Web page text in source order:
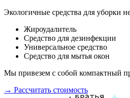
Экологичные средства для уборки
Жироудалитель
Средство для дезинфекции
Универсальное средство
Средство для мытья окон
Мы привезем с собой компактный
→ Рассчитать стоимость